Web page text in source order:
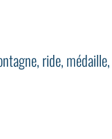
,ride,médaille,